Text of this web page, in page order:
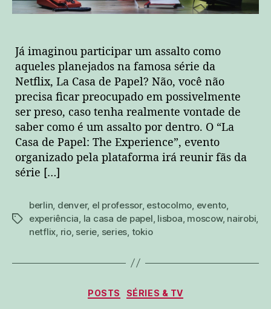
Já imaginou participar um assalto como
aqueles planejados na famosa série da
Netflix, La Casa de Papel? Não, você não
precisa ficar preocupado em possivelmente
ser preso, caso tenha realmente vontade de
saber como é um assalto por dentro. O “La
Casa de Papel: The Experience”, evento
organizado pela plataforma irá reunir fãs da
série […]
tags
berlin, denver, el professor, estocolmo, evento,
experiência, la casa de papel, lisboa, moscow, nairobi,
netflix, rio, serie, series, tokio
Categorias
POSTS SÉRIES & TV